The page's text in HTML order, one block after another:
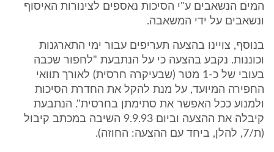
המים הנשאבים ע"י הסיכות נאספים לצינורות האיסוף
ונשאבים על ידי המשאבה.
בנוסף, צויינו בהצעה תעריפים עבור ימי התארגנות
וכוננות. נקבע בהצעה כי על הנתבעת "לחפור שכבה
בעובי של כ-1 מטר (שבעיקרה חרסית) לאורך תוואי
החפירה המיועד, על מנת להקל את החדרת הסיכות
ולמנוע ככל האפשר את סתימתן בחרסית". הנתבעת
קיבלה את ההצעה וביום 9.9.93 השיבה במכתב קיבול
(ת/7, להלן, ביחד עם ההצעה: החוזה).